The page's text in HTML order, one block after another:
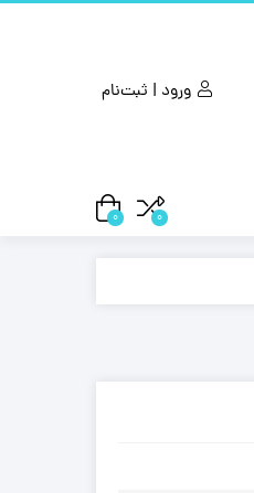
ورود | ثبت‌نام
0
0